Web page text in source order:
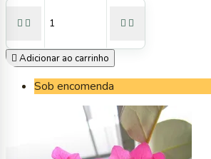
   
 Adicionar ao carrinho
Sob encomenda